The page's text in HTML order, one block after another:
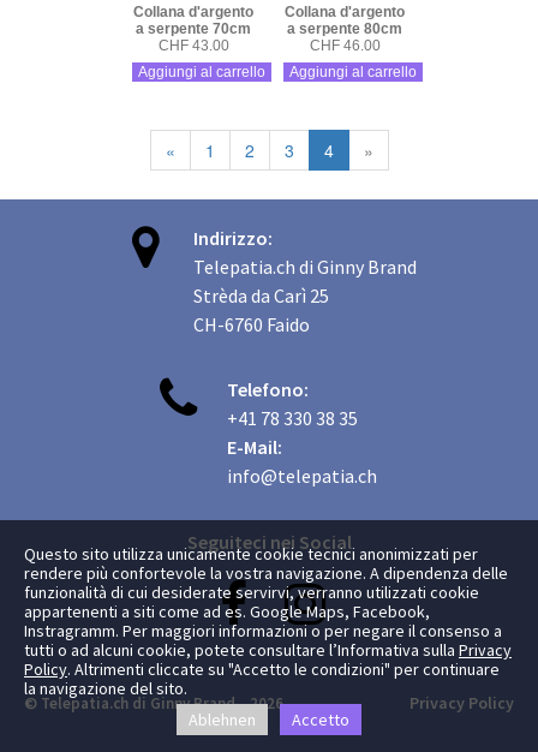
Collana d'argento
a serpente 70cm
CHF 43.00
Aggiungi al carrello
Collana d'argento
a serpente 80cm
CHF 46.00
Aggiungi al carrello
« 1 2 3 4 »

Indirizzo:
Telepatia.ch di Ginny Brand
Strèda da Carì 25
CH-6760 Faido

Telefono:
+41 78 330 38 35
E-Mail:
info@telepatia.ch
Seguiteci nei Social
 
© Telepatia.ch di Ginny Brand 2026 Privacy Policy
Questo sito utilizza unicamente cookie tecnici anonimizzati per
rendere più confortevole la vostra navigazione. A dipendenza delle
funzionalità di cui desiderate servirvi, verranno utilizzati cookie
appartenenti a siti come ad es. Google Maps, Facebook,
Instragramm. Per maggiori informazioni o per negare il consenso a
tutti o ad alcuni cookie, potete consultare l’Informativa sulla Privacy
Policy. Altrimenti cliccate su "Accetto le condizioni" per continuare
la navigazione del sito.
Ablehnen
Accetto